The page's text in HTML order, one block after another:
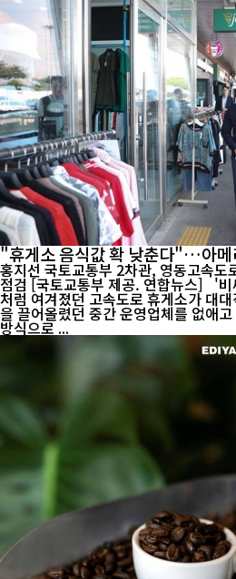
"휴게소 음식값 확 낮춘다"…아
홍지선 국토교통부 2차관, 영동고속도
점검 [국토교통부 제공. 연합뉴스] '비싸고 맛없는 음식'의 대명사
처럼 여겨졌던 고속도로 휴게소가 대
을 끌어올렸던 중간 운영업체를 없애
방식으로 ...